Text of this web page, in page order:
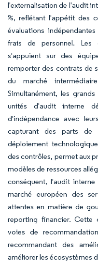
l'externalisation de l'audit
%, reflétant l'appétit des
évaluations
frais de personnel. Les
s'appuient sur des
remporter des contrats de
du marché
Simultanément, les
unités d'audit interne
d'indépendance avec
capturant des parts de
déploiement
des contrôles, permet aux
modèles de ressources
conséquent, l'audit
marché européen des
attentes en matière de
reporting financier. Cette
voies de
recommandant des
améliorer les écosystèmes